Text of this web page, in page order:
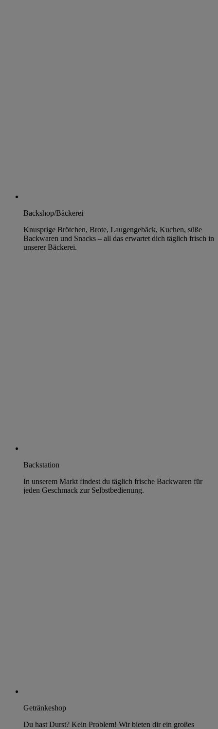
Backshop/Bäckerei
Knusprige Brötchen, Brote, Laugengebäck, Kuchen, süße
Backwaren und Snacks – all das erwartet dich täglich frisch in
unserer Bäckerei.
Backstation
In unserem Markt findest du täglich frische Backwaren für
jeden Geschmack zur Selbstbedienung.
Getränkeshop
Du hast Durst? Kein Problem! Wir bieten dir ein großes